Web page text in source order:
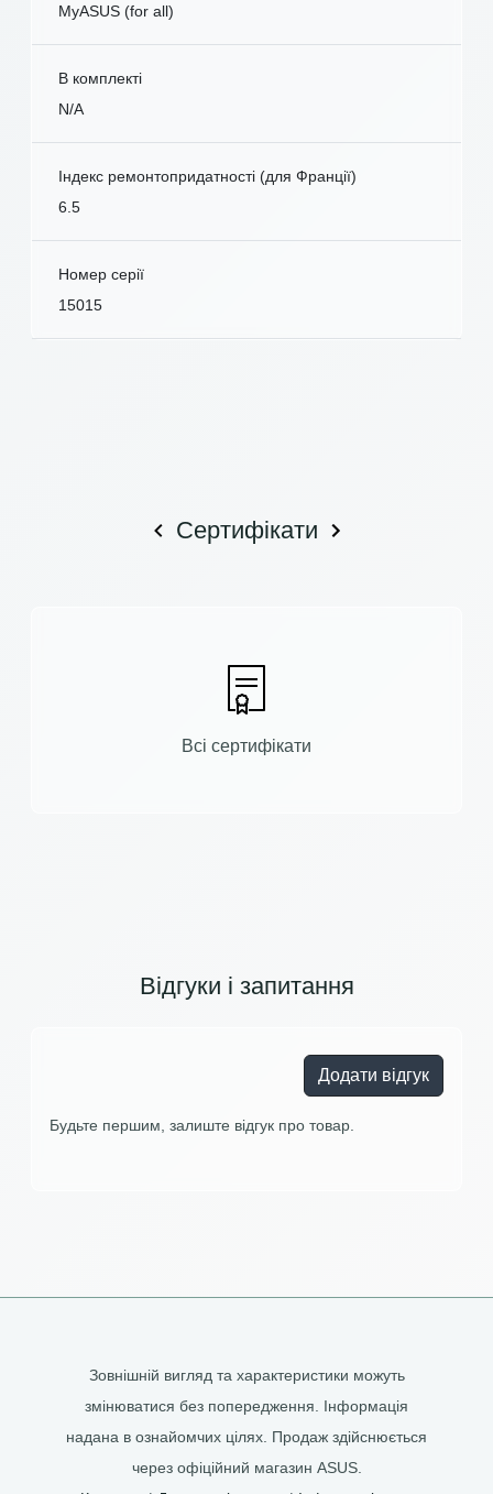
MyASUS (for all)
В комплекті
N/A
Індекс ремонтопридатності (для Франції)
6.5
Номер серії
15015
Сертифікати
Всі сертифікати
Відгуки і запитання
Додати відгук
Будьте першим, залиште відгук про товар.
Зовнішній вигляд та характеристики можуть
змінюватися без попередження. Інформація
надана в ознайомчих цілях. Продаж здійснюється
через офіційний магазин ASUS.